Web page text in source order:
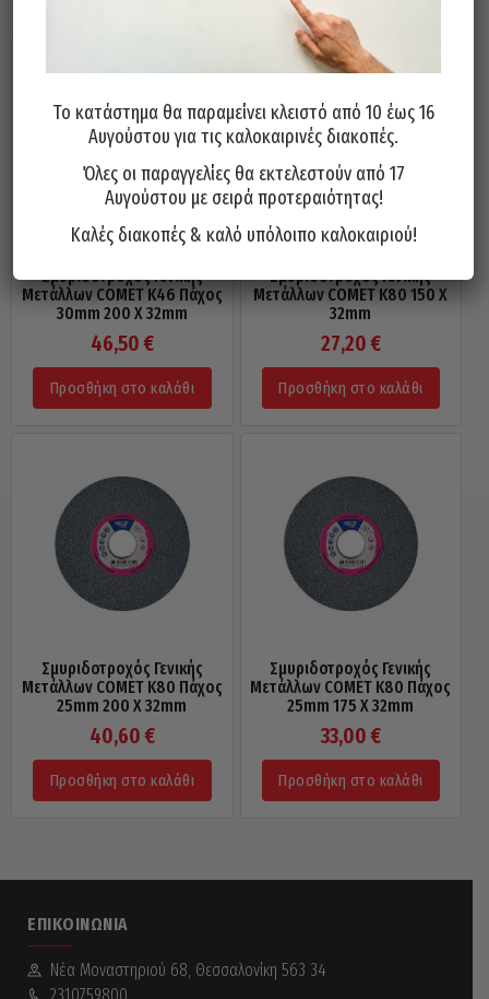
Σμυριδοτροχός Γενικής
Μετάλλων COMET Κ46 Πάχος
30mm 200 X 32mm
46,50 €
Προσθήκη στο καλάθι
Σμυριδοτροχός Γενικής
Μετάλλων COMET Κ80 150 X
32mm
27,20 €
Προσθήκη στο καλάθι
Σμυριδοτροχός Γενικής
Μετάλλων COMET Κ80 Πάχος
25mm 200 X 32mm
40,60 €
Προσθήκη στο καλάθι
Σμυριδοτροχός Γενικής
Μετάλλων COMET Κ80 Πάχος
25mm 175 X 32mm
33,00 €
Προσθήκη στο καλάθι
ΕΠΙΚΟΙΝΩΝΊΑ
Νέα Mοναστηριού 68, Θεσσαλονίκη 563 34
Το κατάστημα θα παραμείνει κλειστό από 10 έως 16
Αυγούστου για τις καλοκαιρινές διακοπές.
Όλες οι παραγγελίες θα εκτελεστούν από 17
Αυγούστου με σειρά προτεραιότητας!
Καλές διακοπές & καλό υπόλοιπο καλοκαιριού!